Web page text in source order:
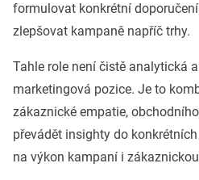
formulovat konkrétní
zlepšovat kampaně napříč trhy.
Tahle role není čistě analytická
marketingová pozice. Je to
zákaznické empatie,
převádět insighty do
na výkon kampaní i